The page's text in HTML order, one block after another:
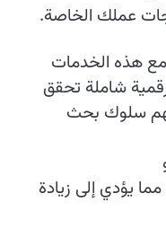
عملك الخاصة.
هذه الخدمات
رقمية شاملة تحقق
فهم سلوك بحث
مما يؤدي إلى زيادة